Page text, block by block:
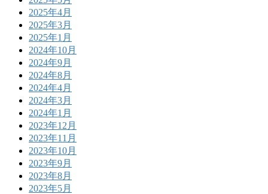
2025年4月
2025年3月
2025年1月
2024年10月
2024年9月
2024年8月
2024年4月
2024年3月
2024年1月
2023年12月
2023年11月
2023年10月
2023年9月
2023年8月
2023年5月